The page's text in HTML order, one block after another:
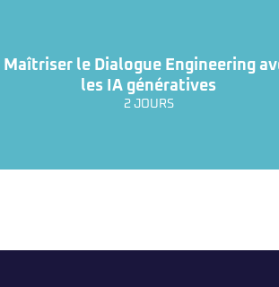
Maîtriser le Dialogue Engineering
les IA génératives
2 JOURS